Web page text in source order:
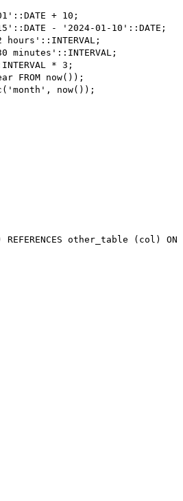
' :: DATE + 10
' :: DATE - ' 2024-01-10 ' :: DATE
hours '
minutes '
* 3
FROM now
' month ' , now
REFERENCES other_table (col) ON